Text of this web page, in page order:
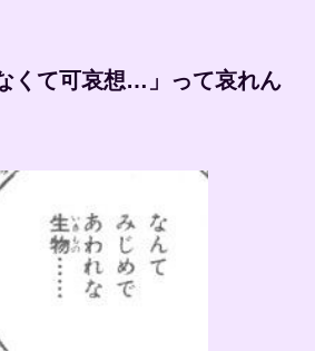
くて可哀想…」って哀れん